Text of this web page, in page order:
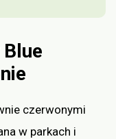
czerwonymi
w parkach i